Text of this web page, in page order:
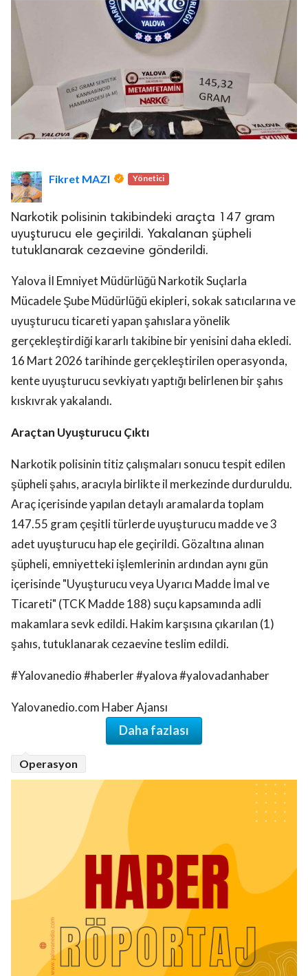
Fikret MAZI Yönetici
Narkotik polisinin takibindeki araçta 147 gram
uyuşturucu ele geçirildi. Yakalanan şüpheli
tutuklanarak cezaevine gönderildi.
Yalova İl Emniyet Müdürlüğü Narkotik Suçlarla
Mücadele Şube Müdürlüğü ekipleri, sokak satıcılarına ve
uyuşturucu ticareti yapan şahıslara yönelik
gerçekleştirdiği kararlı takibine bir yenisini daha ekledi.
16 Mart 2026 tarihinde gerçekleştirilen operasyonda,
kente uyuşturucu sevkiyatı yaptığı belirlenen bir şahıs
kıskıvrak yakalandı.
Araçtan Uyuşturucu Çıktı
Narkotik polisinin titiz çalışmaları sonucu tespit edilen
şüpheli şahıs, aracıyla birlikte il merkezinde durduruldu.
Araç içerisinde yapılan detaylı aramalarda toplam
147.55 gram çeşitli türlerde uyuşturucu madde ve 3
adet uyuşturucu hap ele geçirildi. Gözaltına alınan
şüpheli, emniyetteki işlemlerinin ardından aynı gün
içerisinde "Uyuşturucu veya Uyarıcı Madde İmal ve
Ticareti" (TCK Madde 188) suçu kapsamında adli
makamlara sevk edildi. Hakim karşısına çıkarılan (1)
şahıs, tutuklanarak cezaevine teslim edildi.
#Yalovanedio #haberler #yalova #yalovadanhaber
Yalovanedio.com Haber Ajansı
Daha fazlası
Operasyon